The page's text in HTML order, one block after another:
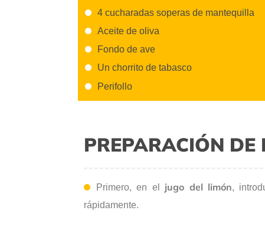
4 cucharadas soperas de mantequilla
Aceite de oliva
Fondo de ave
Un chorrito de tabasco
Perifollo
PREPARACIÓN DE
Primero, en el jugo del limón,
rápidamente.